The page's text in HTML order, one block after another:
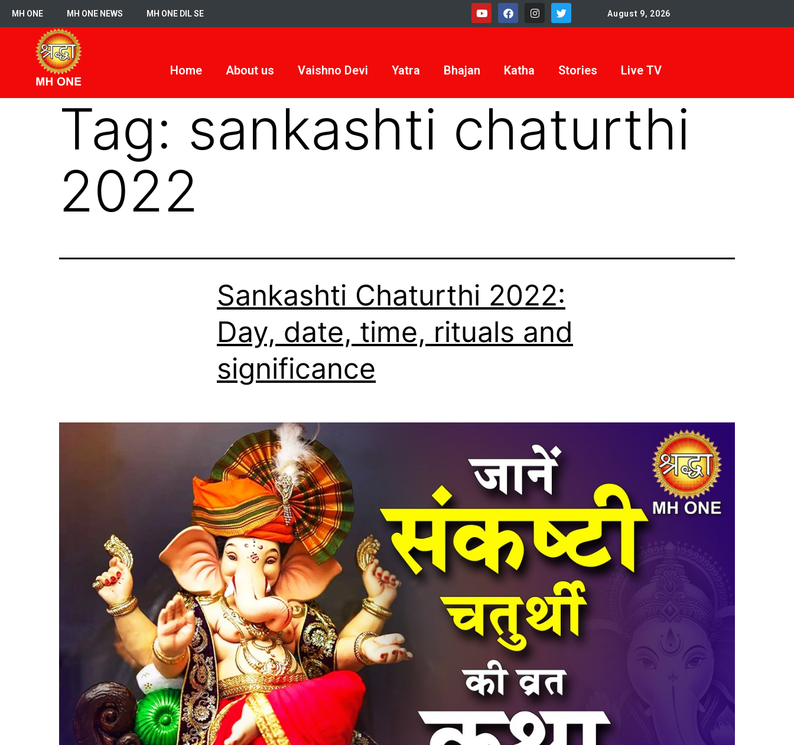
MH ONE MH ONE NEWS MH ONE DIL SE August 9, 2026
Home About us Vaishno Devi Yatra Bhajan Katha Stories Live TV
Tag: sankashti chaturthi
2022
Sankashti Chaturthi 2022:
Day, date, time, rituals and
significance